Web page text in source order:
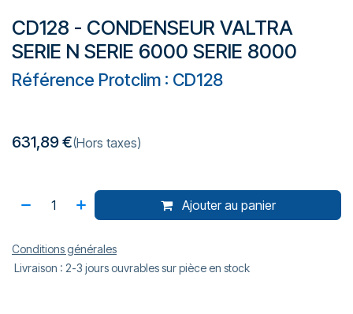
CD128 - CONDENSEUR VALTRA
SERIE N SERIE 6000 SERIE 8000
Référence Protclim : CD128
631,89€(Hors taxes)
Ajouter au panier
Conditions générales
Livraison : 2-3 jours ouvrables sur pièce en stock